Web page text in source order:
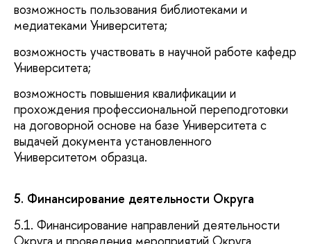
возможность пользования библиотеками и
медиатеками Университета;
возможность участвовать в научной работе кафедр
Университета;
возможность повышения квалификации и
прохождения профессиональной переподготовки
на договорной основе на базе Университета с
выдачей документа установленного
Университетом образца.
5. Финансирование деятельности Округа
5.1. Финансирование направлений деятельности